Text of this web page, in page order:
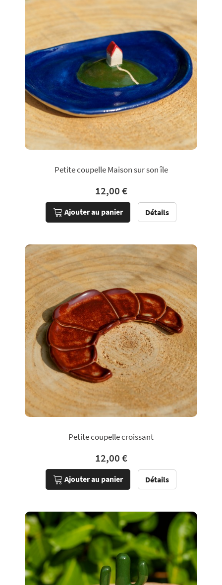
Petite coupelle Maison sur son île
12,00 €
Ajouter au panier Détails
Petite coupelle croissant
12,00 €
Ajouter au panier Détails